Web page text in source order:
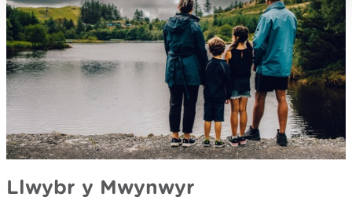
Llwybr y Mwynwyr